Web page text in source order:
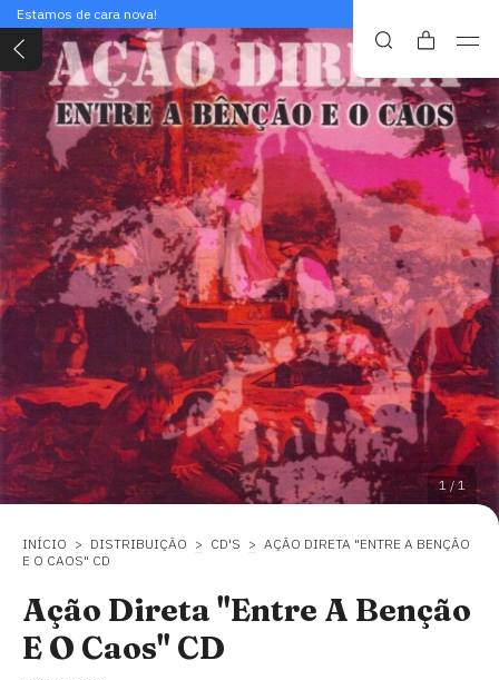
Estamos de cara nova!
1/1
INÍCIO > DISTRIBUIÇÃO > CD'S > AÇÃO DIRETA "ENTRE A BENÇÃO
E O CAOS" CD
Ação Direta "Entre A Benção
E O Caos" CD